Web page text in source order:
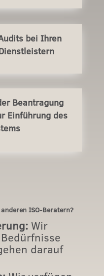
bei Ihren
Beantragung
Einführung des
ISO-Beratern?
Wir
darauf